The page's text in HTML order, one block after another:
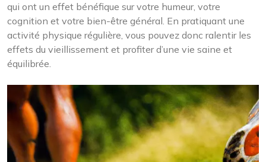
qui ont un effet bénéfique sur votre humeur, votre
cognition et votre bien-être général. En pratiquant une
activité physique régulière, vous pouvez donc ralentir les
effets du vieillissement et profiter d’une vie saine et
équilibrée.